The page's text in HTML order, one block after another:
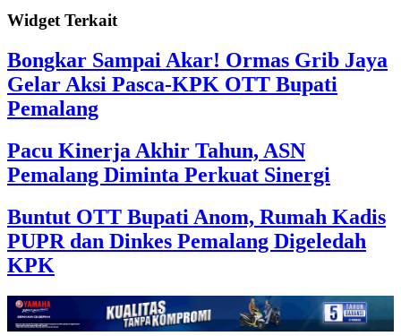
Widget Terkait
Bongkar Sampai Akar! Ormas Grib Jaya
Gelar Aksi Pasca-KPK OTT Bupati
Pemalang
Pacu Kinerja Akhir Tahun, ASN
Pemalang Diminta Perkuat Sinergi
Buntut OTT Bupati Anom, Rumah Kadis
PUPR dan Dinkes Pemalang Digeledah
KPK